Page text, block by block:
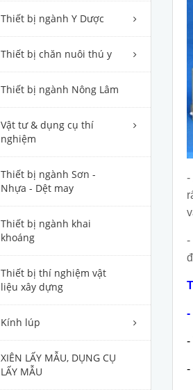
Thiết bị ngành Y Dược
Thiết bị chăn nuôi thú y
Thiết bị ngành Nông Lâm
Vật tư & dụng cụ thí
nghiệm
Thiết bị ngành Sơn -
Nhựa - Dệt may
Thiết bị ngành khai
khoáng
Thiết bị thí nghiệm vật
liệu xây dựng
Kính lúp
XIÊN LẤY MẪU, DỤNG CỤ
LẤY MẪU
-
-
-
-
-